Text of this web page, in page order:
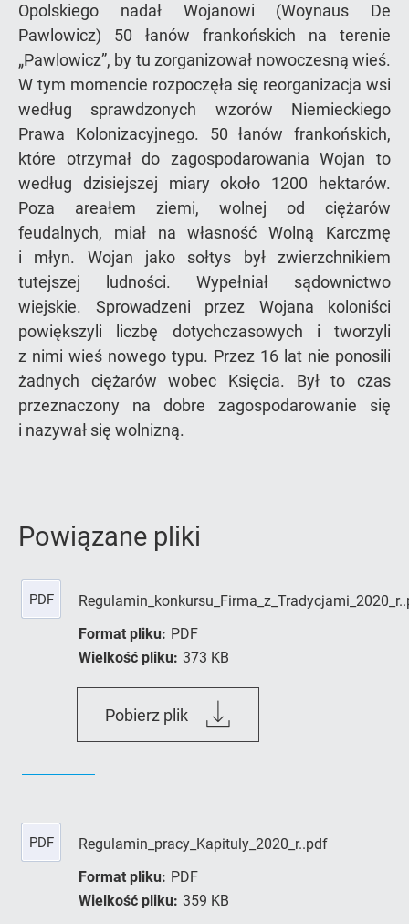
Opolskiego nadał Wojanowi (Woynaus De
Pawlowicz) 50 łanów frankońskich na terenie
„Pawlowicz”, by tu zorganizował nowoczesną wieś.
W tym momencie rozpoczęła się reorganizacja wsi
według sprawdzonych wzorów Niemieckiego
Prawa Kolonizacyjnego. 50 łanów frankońskich,
które otrzymał do zagospodarowania Wojan to
według dzisiejszej miary około 1200 hektarów.
Poza areałem ziemi, wolnej od ciężarów
feudalnych, miał na własność Wolną Karczmę
i młyn. Wojan jako sołtys był zwierzchnikiem
tutejszej ludności. Wypełniał sądownictwo
wiejskie. Sprowadzeni przez Wojana koloniści
powiększyli liczbę dotychczasowych i tworzyli
z nimi wieś nowego typu. Przez 16 lat nie ponosili
żadnych ciężarów wobec Księcia. Był to czas
przeznaczony na dobre zagospodarowanie się
i nazywał się wolnizną.
Powiązane pliki
PDF
Format pliku: PDF
Wielkość pliku: 373 KB
Pobierz plik
PDF
Regulamin_pracy_Kapituly_2020_r..pdf
Format pliku: PDF
Wielkość pliku: 359 KB